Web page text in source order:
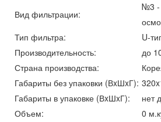
Вид фильтрации:
№3 -
Тип фильтра:
U-
Производительность:
до
Страна производства:
Габариты без упаковки (ВxШxГ):
Габариты в упаковке (ВxШxГ):
нет
Объем:
0